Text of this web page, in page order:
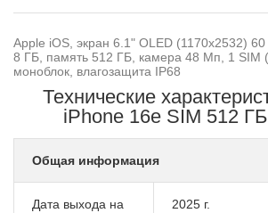
Apple iOS, экран 6.1" OLED (1170x2532)
8 ГБ, память 512 ГБ, камера 48 Мп, 1 SIM
моноблок, влагозащита IP68
Технические
iPhone 16e SIM 512
Общая информация
Дата выхода на
2025 г.